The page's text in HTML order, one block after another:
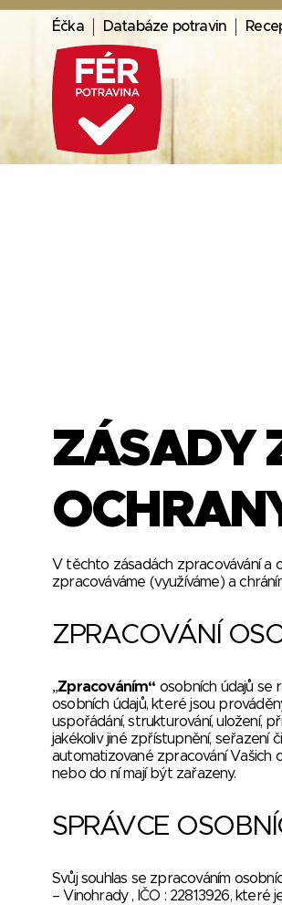
Éčka Databáze potravin
ZÁSADY
V těchto zásadách zpracovávání a
zpracováváme (využíváme) a
ZPRACOVÁNÍ
„Zpracováním“ osobních údajů se
osobních údajů, které jsou
uspořádání, strukturování, uložení,
jakékoliv jiné zpřístupnění, seřazení
automatizované zpracování Vašich
nebo do ní mají být zařazeny.
SPRÁVCE
Svůj souhlas se zpracováním
– Vinohrady , IČO : 22813926,